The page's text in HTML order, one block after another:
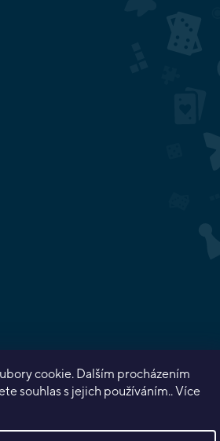
cookie. Dalším procházením
souhlas s jejich používáním.. Více
her . Všechna práva vyhrazena.